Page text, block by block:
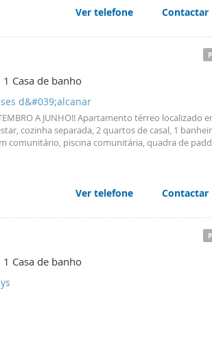
Ver telefone Contactar
1 Casa de banho
d&#039;alcanar
A JUNHO!! Apartamento térreo localizado
cozinha separada, 2 quartos de casal, 1
comunitário, piscina comunitária, quadra de
Ver telefone Contactar
1 Casa de banho